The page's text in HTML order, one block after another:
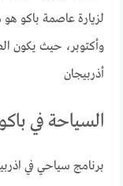
لزيارة عاصمة باكو
وأكتوبر، حيث يكون
أذربيجان
السياحة في باكو
برنامج سياحي في اذربيجان